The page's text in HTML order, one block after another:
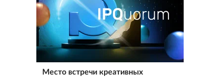
Место встречи креативных